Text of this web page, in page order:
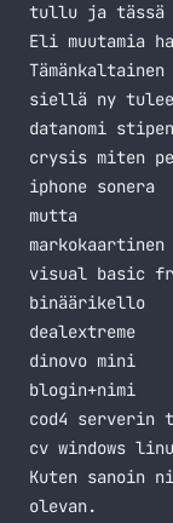
tullu ja tässä
Eli muutamia
siellä ny tulee
datanomi
crysis miten
iphone sonera
mutta
markokaartinen
visual basic
binäärikello
dealextreme
dinovo mini
blogin+nimi
cod4 serverin
cv windows
Kuten sanoin
olevan.